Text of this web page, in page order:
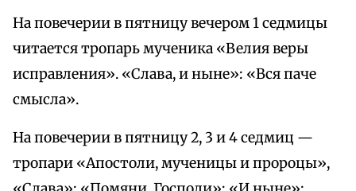
На повечерии в пятницу вечером 1 седмицы
читается тропарь мученика «Велия веры
исправления». «Слава, и ныне»: «Вся паче
смысла».
На повечерии в пятницу 2, 3 и 4 седмиц —
тропари «Апостоли, мученицы и пророцы»,